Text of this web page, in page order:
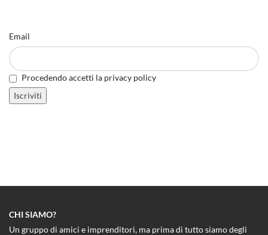
Email
Procedendo accetti la privacy policy
CHI SIAMO?
Un gruppo di amici e imprenditori, ma prima di tutto siamo degli